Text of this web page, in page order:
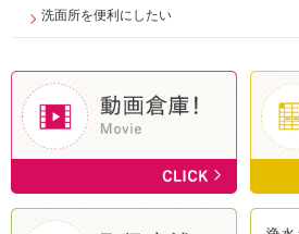
洗面所を便利にしたい